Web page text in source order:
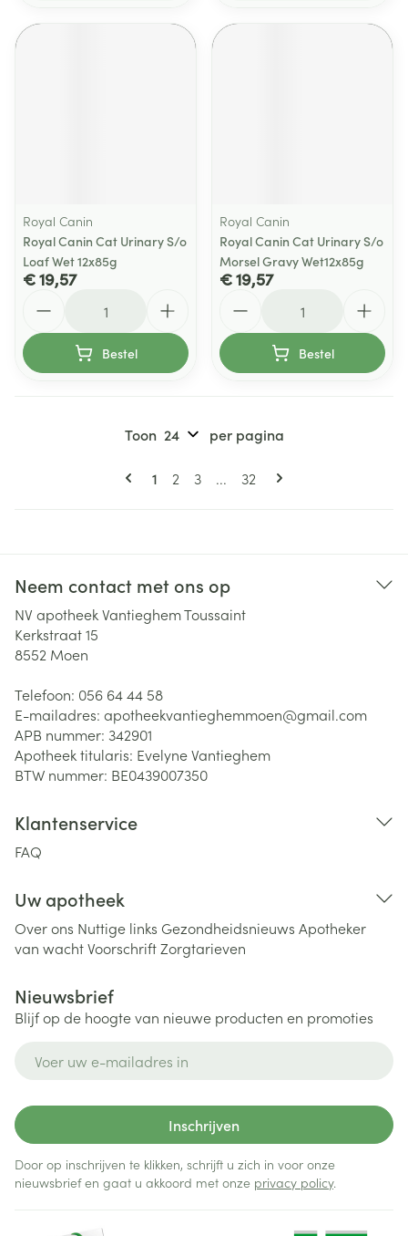
Royal Canin
Royal Canin Cat Urinary S/o
Loaf Wet 12x85g
€ 19,57
Bestel
Royal Canin
Royal Canin Cat Urinary S/o
Morsel Gravy Wet12x85g
€ 19,57
Bestel
Pagina's
U lees momenteel pagina
1 Pagina
2 Pagina
3 ... Pagina
32
Toon per pagina
Neem contact met ons op
NV apotheek Vantieghem Toussaint
Kerkstraat 15
8552 Moen
Telefoon: 056 64 44 58
E-mailadres: apotheekvantieghemmoen@gmail.com
APB nummer: 342901
Apotheek titularis: Evelyne Vantieghem
BTW nummer: BE0439007350
Klantenservice
FAQ
Uw apotheek
Over ons Nuttige links Gezondheidsnieuws Apotheker
van wachtVoorschriftZorgtarieven
Nieuwsbrief
Blijf op de hoogte van nieuwe producten en promoties
Inschrijven
Door op inschrijven te klikken, schrijft u zich in voor onze
nieuwsbrief en gaat u akkoord met onze privacy policy.